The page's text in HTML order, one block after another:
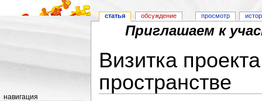
Приглашаем к
Визитка
пространстве
статья обсуждение просмотр
навигация